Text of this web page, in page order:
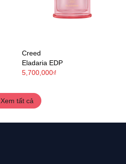
Creed
Eladaria EDP
5,700,000₫
Xem tất cả